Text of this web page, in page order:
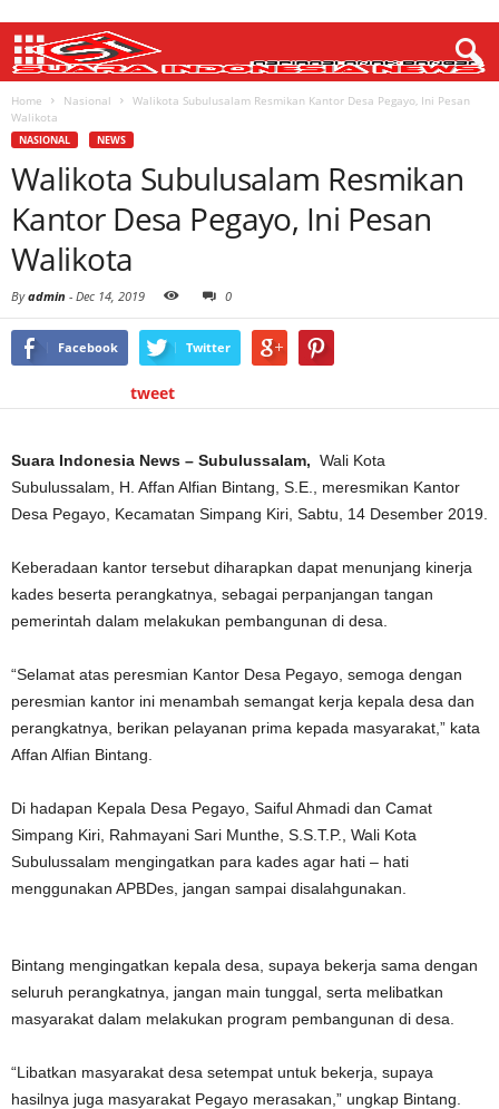
Home Nasional
Walikota Subulusalam Resmikan Kantor Desa Pegayo, Ini Pesan
Walikota
NASIONAL NEWS
Walikota Subulusalam Resmikan
Kantor Desa Pegayo, Ini Pesan
Walikota
Byadmin - Dec 14, 2019 0
Facebook Twitter
tweet
Suara Indonesia News – Subulussalam, Wali Kota
Subulussalam, H. Affan Alfian Bintang, S.E., meresmikan Kantor
Desa Pegayo, Kecamatan Simpang Kiri, Sabtu, 14 Desember 2019.
Keberadaan kantor tersebut diharapkan dapat menunjang kinerja
kades beserta perangkatnya, sebagai perpanjangan tangan
pemerintah dalam melakukan pembangunan di desa.
“Selamat atas peresmian Kantor Desa Pegayo, semoga dengan
peresmian kantor ini menambah semangat kerja kepala desa dan
perangkatnya, berikan pelayanan prima kepada masyarakat,” kata
Affan Alfian Bintang.
Di hadapan Kepala Desa Pegayo, Saiful Ahmadi dan Camat
Simpang Kiri, Rahmayani Sari Munthe, S.S.T.P., Wali Kota
Subulussalam mengingatkan para kades agar hati – hati
menggunakan APBDes, jangan sampai disalahgunakan.
Bintang mengingatkan kepala desa, supaya bekerja sama dengan
seluruh perangkatnya, jangan main tunggal, serta melibatkan
masyarakat dalam melakukan program pembangunan di desa.
“Libatkan masyarakat desa setempat untuk bekerja, supaya
hasilnya juga masyarakat Pegayo merasakan,” ungkap Bintang.